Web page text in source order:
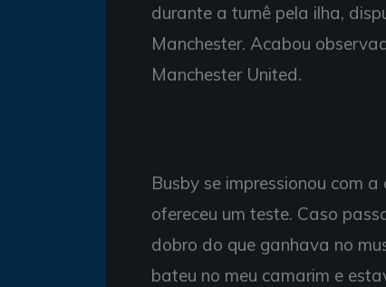
durante a turnê pela ilha,
Manchester. Acabou
Manchester United.
Busby se impressionou com
ofereceu um teste. Caso
dobro do que ganhava no
bateu no meu camarim e